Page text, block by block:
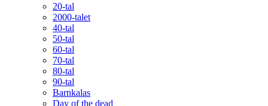
20-tal
2000-talet
40-tal
50-tal
60-tal
70-tal
80-tal
90-tal
Barnkalas
Day of the dead